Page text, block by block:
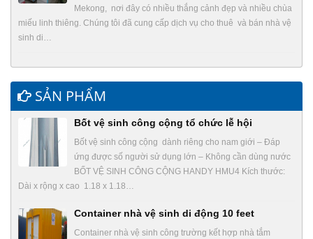
Mekong, nơi đây có nhiều thắng cảnh đẹp và nhiều chùa
miếu linh thiêng. Chúng tôi đã cung cấp dịch vụ cho thuê và bán nhà vệ
sinh di…
SẢN PHẨM
Bốt vệ sinh công cộng tổ chức lễ hội
Bốt vệ sinh công cộng dành riêng cho nam giới – Đáp
ứng được số người sử dụng lớn – Không cần dùng nước
BỐT VỆ SINH CÔNG CỘNG HANDY HMU4 Kích thước:
Dài x rộng x cao 1.18 x 1.18…
Container nhà vệ sinh di động 10 feet
Container nhà vệ sinh công trường kết hợp nhà tắm